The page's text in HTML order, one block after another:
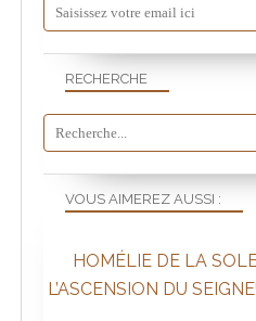
RECHERCHE
VOUS AIMEREZ AUSSI :
HOMÉLIE DE LA
L’ASCENSION DU